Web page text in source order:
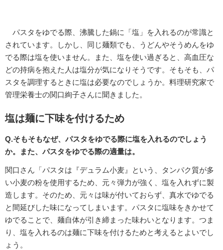
パスタをゆでる際、沸騰した鍋に「塩」を入れるのが常識と
されています。しかし、同じ麺類でも、うどんやそうめんをゆ
でる際は塩を使いません。また、塩を使い過ぎると、高血圧な
どの持病を抱えた人は塩分が気になりそうです。そもそも、パ
スタを調理するときに塩は必要なのでしょうか。料理研究家で
管理栄養士の関口絢子さんに聞きました。
塩は麺に下味を付けるため
Q.そもそもなぜ、パスタをゆでる際に塩を入れるのでしょう
か。また、パスタをゆでる際の適量は。
関口さん「パスタは『デュラム小麦』という、タンパク質が多
い小麦の粉を使用するため、元々弾力が強く、塩を入れずに製
造します。そのため、元々は味が付いておらず、真水でゆでる
と間延びした味になってしまいます。パスタに塩味をきかせて
ゆでることで、麺自体が引き締まった味わいとなります。つま
り、塩を入れるのは麺に下味を付けるためと考えるとよいでし
ょう。